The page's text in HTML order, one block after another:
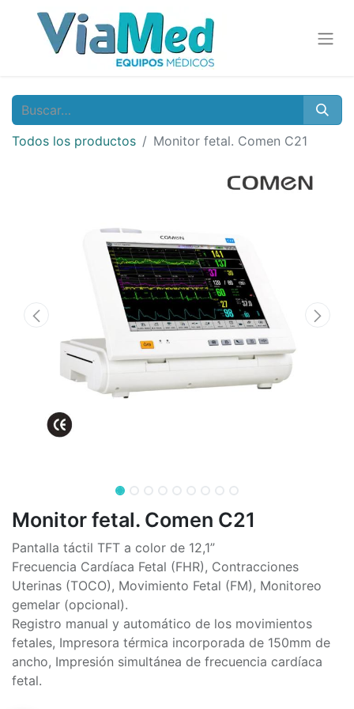
Todos los productos Monitor fetal. Comen C21
Monitor fetal. Comen C21
Pantalla táctil TFT a color de 12,1”
Frecuencia Cardíaca Fetal (FHR), Contracciones
Uterinas (TOCO), Movimiento Fetal (FM), Monitoreo
gemelar (opcional).
Registro manual y automático de los movimientos
fetales, Impresora térmica incorporada de 150mm de
ancho, Impresión simultánea de frecuencia cardíaca
fetal.